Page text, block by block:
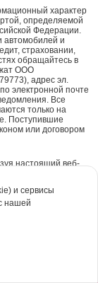
характер
определяемой
Федерации.
автомобилей и
страховании,
обращайтесь в
ООО
адрес эл.
электронной почте
Все
только на
Поступившие
или договором
настоящий веб-
его корректной
(cookie)
является сугубо
куки с
и сервисы
нашей